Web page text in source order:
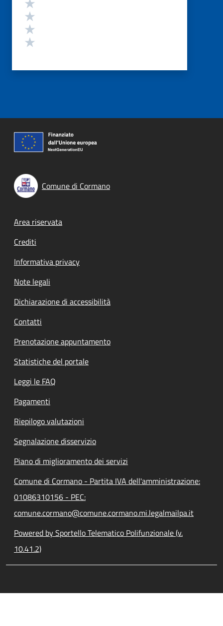
Comune di Cormano
Footer menu
Area riservata
Crediti
Informativa privacy
Note legali
Dichiarazione di accessibilità
Contatti
Prenotazione appuntamento
Statistiche del portale
Leggi le FAQ
Pagamenti
Riepilogo valutazioni
Segnalazione disservizio
Piano di miglioramento dei servizi
Comune di Cormano - Partita IVA dell'amministrazione:
01086310156 - PEC:
comune.cormano@comune.cormano.mi.legalmailpa.it
Powered by Sportello Telematico Polifunzionale (v.
10.41.2)